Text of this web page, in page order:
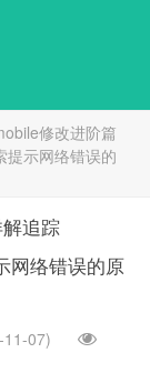
修改进阶篇
提示网络错误的
追踪
网络错误的原
11-07)